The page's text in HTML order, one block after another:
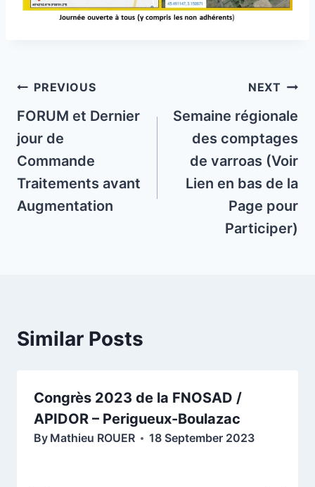
Post
navigation
PREVIOUS
FORUM et Dernier
jour de
Commande
Traitements avant
Augmentation
NEXT
Semaine régionale
des comptages
de varroas (Voir
Lien en bas de la
Page pour
Participer)
Similar Posts
Congrès 2023 de la FNOSAD /
APIDOR – Perigueux-Boulazac
By Mathieu ROUER 18 September 2023